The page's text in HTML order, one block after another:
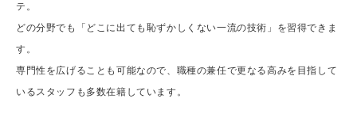
テ。
どの分野でも「どこに出ても恥ずかしくない一流の技術」を習得できま
す。
専門性を広げることも可能なので、職種の兼任で更なる高みを目指して
いるスタッフも多数在籍しています。